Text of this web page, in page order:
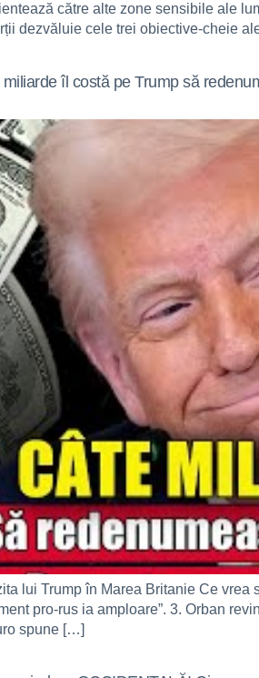
către alte zone sensibile ale
dezvăluie cele trei obiective-cheie
miliarde îl costă pe Trump să
lui Trump în Marea Britanie Ce vrea
pro-rus ia amploare”. 3. Orban
spune […]